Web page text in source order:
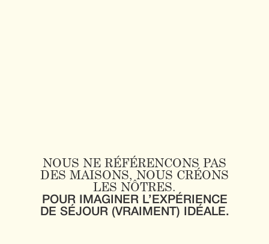
NOUS NE RÉFÉRENCONS PAS
DES MAISONS, NOUS CRÉONS
LES NÔTRES.
POUR IMAGINER L’EXPÉRIENCE
DE SÉJOUR (VRAIMENT) IDÉALE.